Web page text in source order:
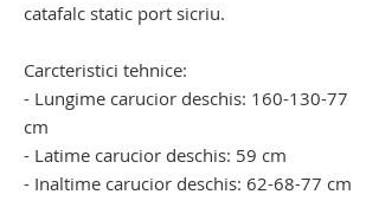
catafalc static port sicriu.
Carcteristici tehnice:
- Lungime carucior deschis: 160-130-77
cm
- Latime carucior deschis: 59 cm
- Inaltime carucior deschis: 62-68-77 cm